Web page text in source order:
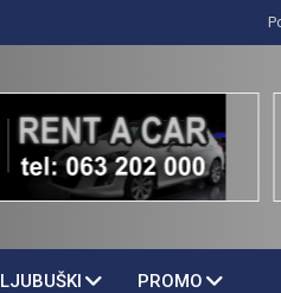
LJUBUŠKI PROMO